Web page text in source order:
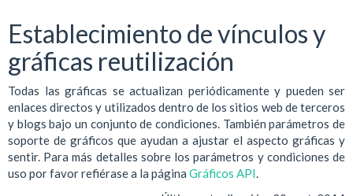
Establecimiento de vínculos y
gráficas reutilización
Todas las gráficas se actualizan periódicamente y pueden ser
enlaces directos y utilizados dentro de los sitios web de terceros
y blogs bajo un conjunto de condiciones. También parámetros de
soporte de gráficos que ayudan a ajustar el aspecto gráficas y
sentir. Para más detalles sobre los parámetros y condiciones de
uso por favor refiérase a la página Gráficos API.